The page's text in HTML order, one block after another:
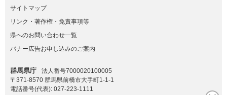
サイトマップ
リンク・著作権・免責事項等
県へのお問い合わせ一覧
バナー広告お申し込みのご案内
群馬県庁
法人番号7000020100005
〒371-8570 群馬県前橋市大手町1-1-1
電話番号(代表): 027-223-1111